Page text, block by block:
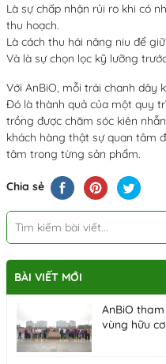
Là sự chấp nhận rủi ro khi có
thu hoạch.
Là cách thu hái nâng niu để
Và là sự chọn lọc kỹ lưỡng
Với AnBiO, mỗi trái chanh dây
Đó là thành quả của một quy
trồng được chăm sóc kiên
khách hàng thật sự quan tâm
tâm trong từng sản phẩm.
Chia sẻ
BÀI VIẾT MỚI
AnBiO
vùng hữu